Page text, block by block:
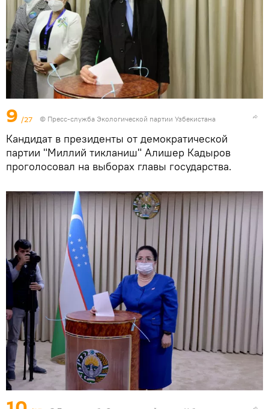
9 /27 © Пресс-служба Экологической партии Узбекистана
Кандидат в президенты от демократической
партии "Миллий тикланиш" Алишер Кадыров
проголосовал на выборах главы государства.